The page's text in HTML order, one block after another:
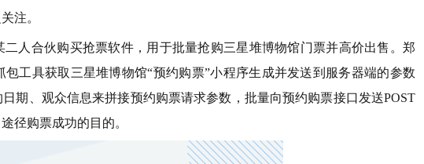
注。
人合伙购买抢票软件，用于批量抢购三星堆博物馆门票并高价出售。郑
工具获取三星堆博物馆“预约购票”小程序生成并发送到服务器端的参数
期、观众信息来拼接预约购票请求参数，批量向预约购票接口发送POST
径购票成功的目的。